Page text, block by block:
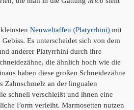
Neuweltaffen (Platyrrhini) mit
Es unterscheidet sich von dem
anderer Platyrrhini durch ihre
die ähnlich hoch wie die
haben diese großen Schneidezähne
Zahnschmelz an der lingualen
schnell verschleißt und ihnen eine
Form verleiht. Marmosetten nutzen